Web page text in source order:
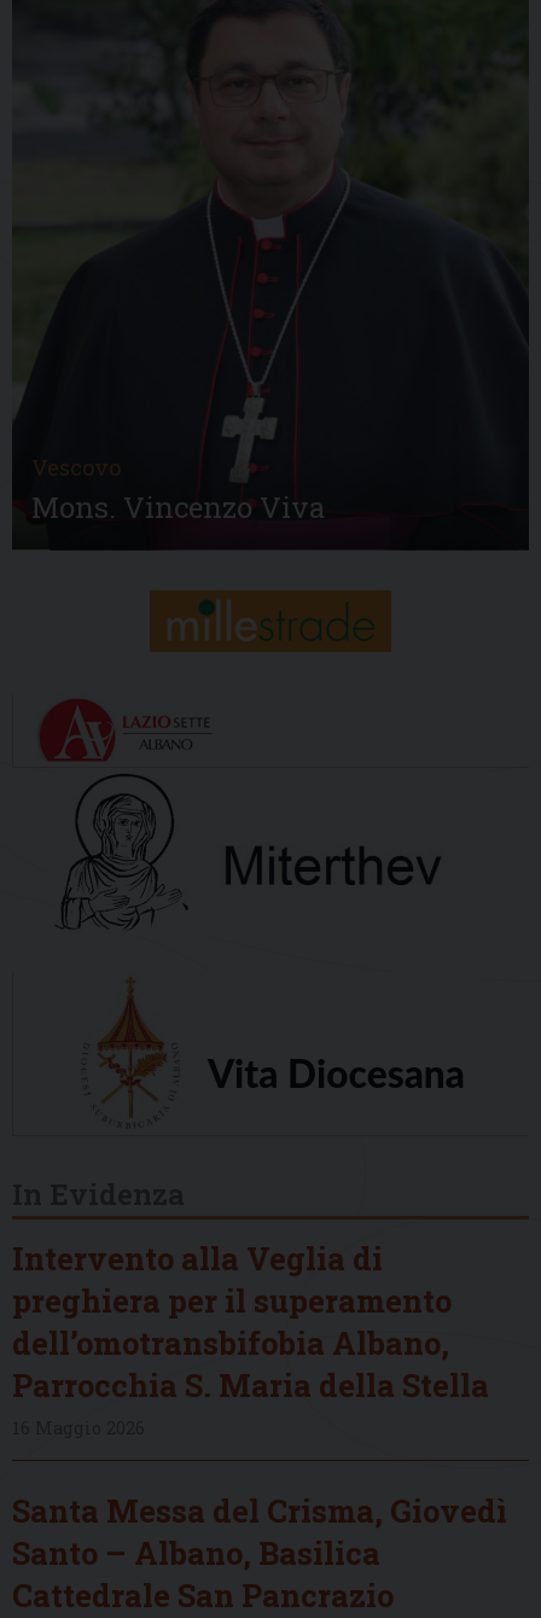
Vescovo
Mons. Vincenzo Viva
Intervento alla Veglia di
preghiera per il superamento
dell’omotransbifobia Albano,
Parrocchia S. Maria della Stella
Santa Messa del Crisma, Giovedì
Santo – Albano, Basilica
Cattedrale San Pancrazio